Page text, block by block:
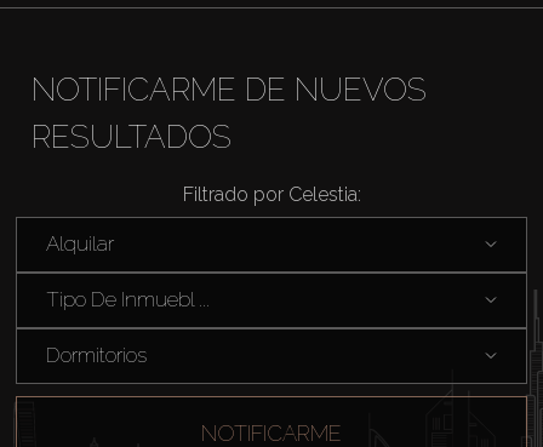
NOTIFICARME DE NUEVOS
RESULTADOS
Filtrado por Celestia:
Alquilar
Tipo De Inmuebl ...
Dormitorios
NOTIFICARME